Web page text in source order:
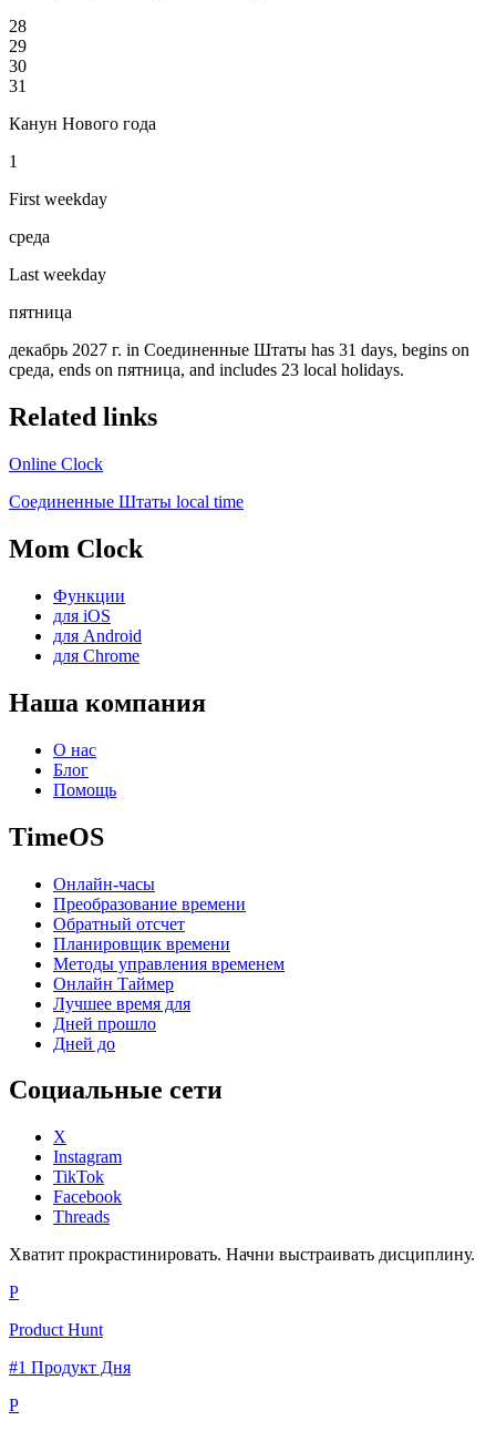
28
29
30
31
Канун Нового года
1
First weekday
среда
Last weekday
пятница
декабрь 2027 г. in Соединенные Штаты has 31 days, begins on
среда, ends on пятница, and includes 23 local holidays.
Related links
Online Clock
Соединенные Штаты local time
Mom Clock
Функции
для iOS
для Android
для Chrome
Наша компания
О нас
Блог
Помощь
TimeOS
Онлайн-часы
Преобразование времени
Обратный отсчет
Планировщик времени
Методы управления временем
Онлайн Таймер
Лучшее время для
Дней прошло
Дней до
Социальные сети
X
Instagram
TikTok
Facebook
Threads
Хватит прокрастинировать. Начни выстраивать дисциплину.
P
Product Hunt
#1 Продукт Дня
P